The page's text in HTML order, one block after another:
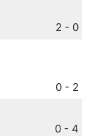
2 - 0
0 - 2
0 - 4